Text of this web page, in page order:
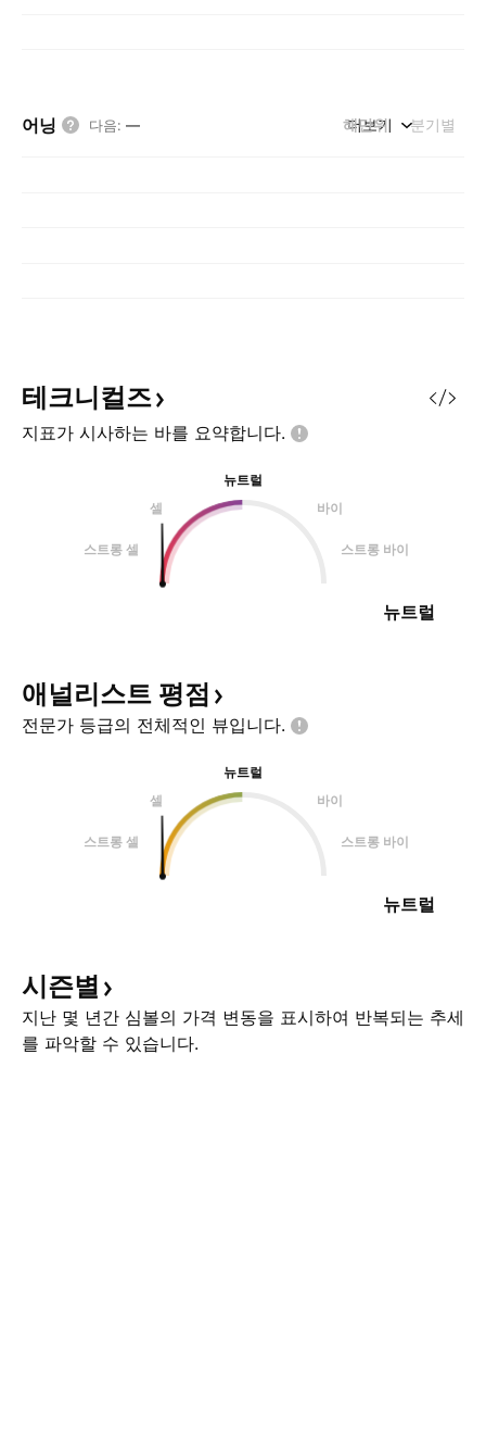
어닝 다음: — 해단위 분기별
더보기
테크니컬즈
지표가 시사하는 바를 요약합니다.
뉴트럴
셀
바이
스트롱 셀 스트롱 바이
뉴트럴
애널리스트 평점
전문가 등급의 전체적인 뷰입니다.
뉴트럴
셀
바이
스트롱 셀 스트롱 바이
뉴트럴
시즌별
지난 몇 년간 심볼의 가격 변동을 표시하여 반복되는 추세
를 파악할 수 있습니다.